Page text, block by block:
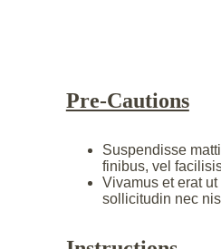
Pre-Cautions
Suspendisse
finibus, vel
Vivamus et erat
sollicitudin nec